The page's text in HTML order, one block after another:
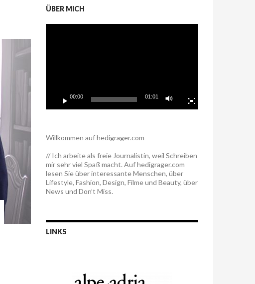
ÜBER MICH
00:00 01:01
Willkommen auf hedigrager.com
// Ich arbeite als freie Journalistin, weil Schreiben
mir sehr viel Spaß macht. Auf hedigrager.com
lesen Sie über interessante Menschen, über
Lifestyle, Fashion, Design, Filme und Beauty, über
News und Don’t Miss.
LINKS